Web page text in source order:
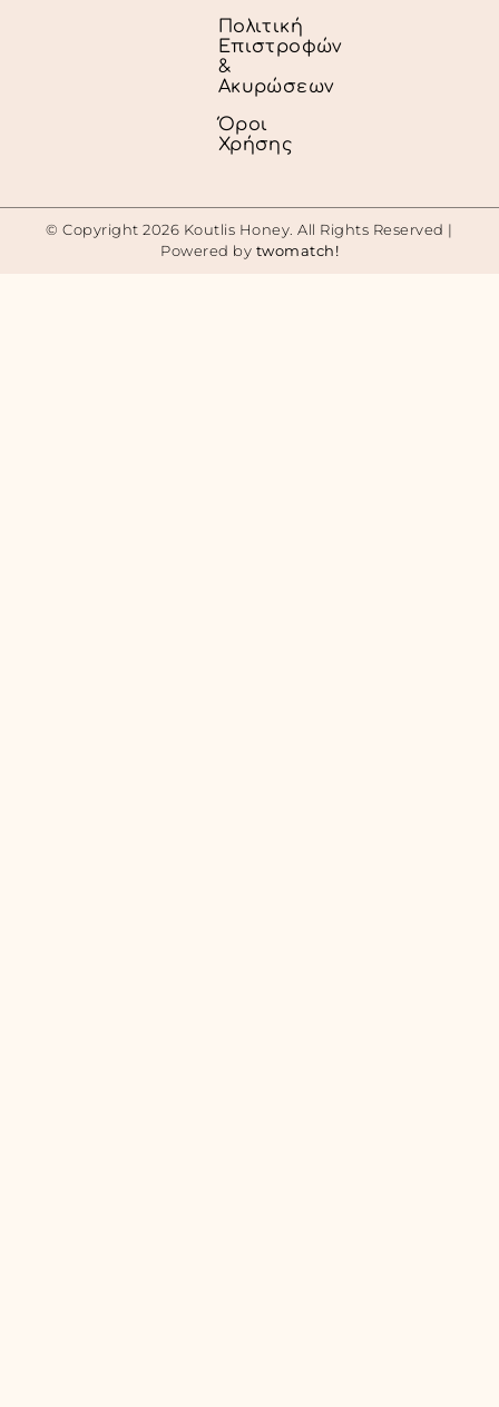
Πολιτική
Επιστροφών
&
Ακυρώσεων
Όροι
Χρήσης
© Copyright 2026 Koutlis Honey. All Rights Reserved |
Powered by twomatch!